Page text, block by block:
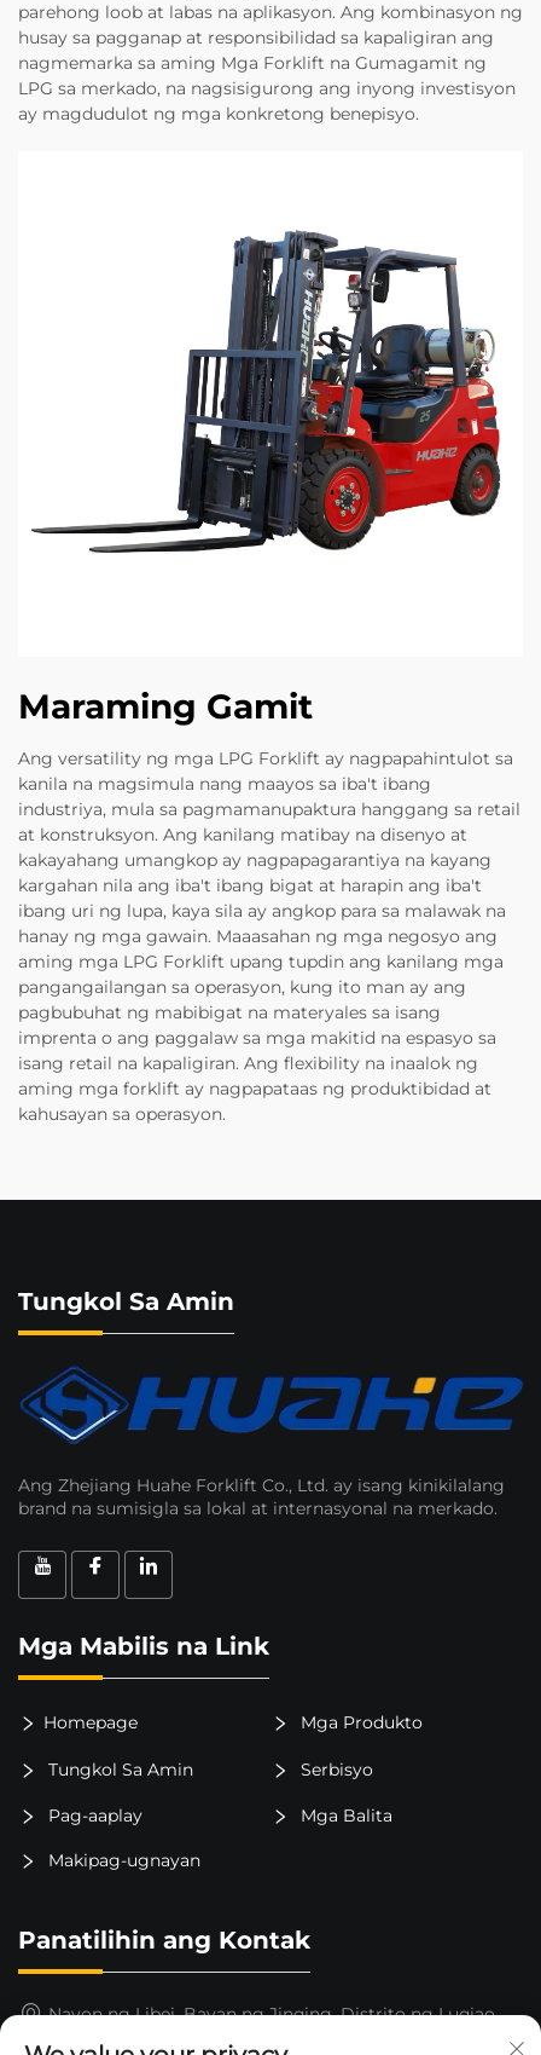
parehong loob at labas na aplikasyon. Ang kombinasyon ng
husay sa pagganap at responsibilidad sa kapaligiran ang
nagmemarka sa aming Mga Forklift na Gumagamit ng
LPG sa merkado, na nagsisigurong ang inyong investisyon
ay magdudulot ng mga konkretong benepisyo.
Maraming Gamit
Ang versatility ng mga LPG Forklift ay nagpapahintulot sa
kanila na magsimula nang maayos sa iba't ibang
industriya, mula sa pagmamanupaktura hanggang sa retail
at konstruksyon. Ang kanilang matibay na disenyo at
kakayahang umangkop ay nagpapagarantiya na kayang
kargahan nila ang iba't ibang bigat at harapin ang iba't
ibang uri ng lupa, kaya sila ay angkop para sa malawak na
hanay ng mga gawain. Maaasahan ng mga negosyo ang
aming mga LPG Forklift upang tupdin ang kanilang mga
pangangailangan sa operasyon, kung ito man ay ang
pagbubuhat ng mabibigat na materyales sa isang
imprenta o ang paggalaw sa mga makitid na espasyo sa
isang retail na kapaligiran. Ang flexibility na inaalok ng
aming mga forklift ay nagpapataas ng produktibidad at
kahusayan sa operasyon.
Tungkol Sa Amin
Ang Zhejiang Huahe Forklift Co., Ltd. ay isang kinikilalang
brand na sumisigla sa lokal at internasyonal na merkado.
Mga Mabilis na Link
Homepage Mga Produkto
Tungkol Sa Amin Serbisyo
Pag-aaplay Mga Balita
Makipag-ugnayan
Panatilihin ang Kontak
Nayon ng Libei, Bayan ng Jinqing, Distrito ng Luqiao,